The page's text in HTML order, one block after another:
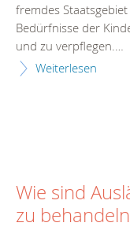
fremdes
Bedürfnisse der
und zu verpflegen.…
Weiterlesen
Wie sind
zu